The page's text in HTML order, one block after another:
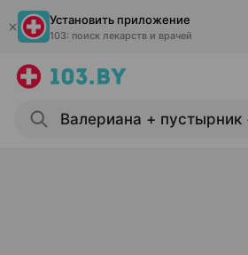
Установить приложение
103: поиск лекарств и врачей